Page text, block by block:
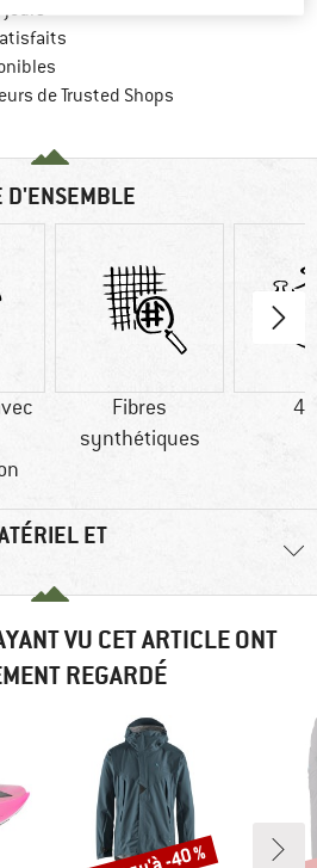
jours
de Trusted Shops
D'ENSEMBLE
Fibres
synthétiques
ET
VU CET ARTICLE ONT
REGARDÉ
Remise